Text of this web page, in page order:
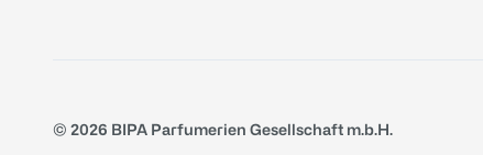
© 2026 BIPA Parfumerien Gesellschaft m.b.H.